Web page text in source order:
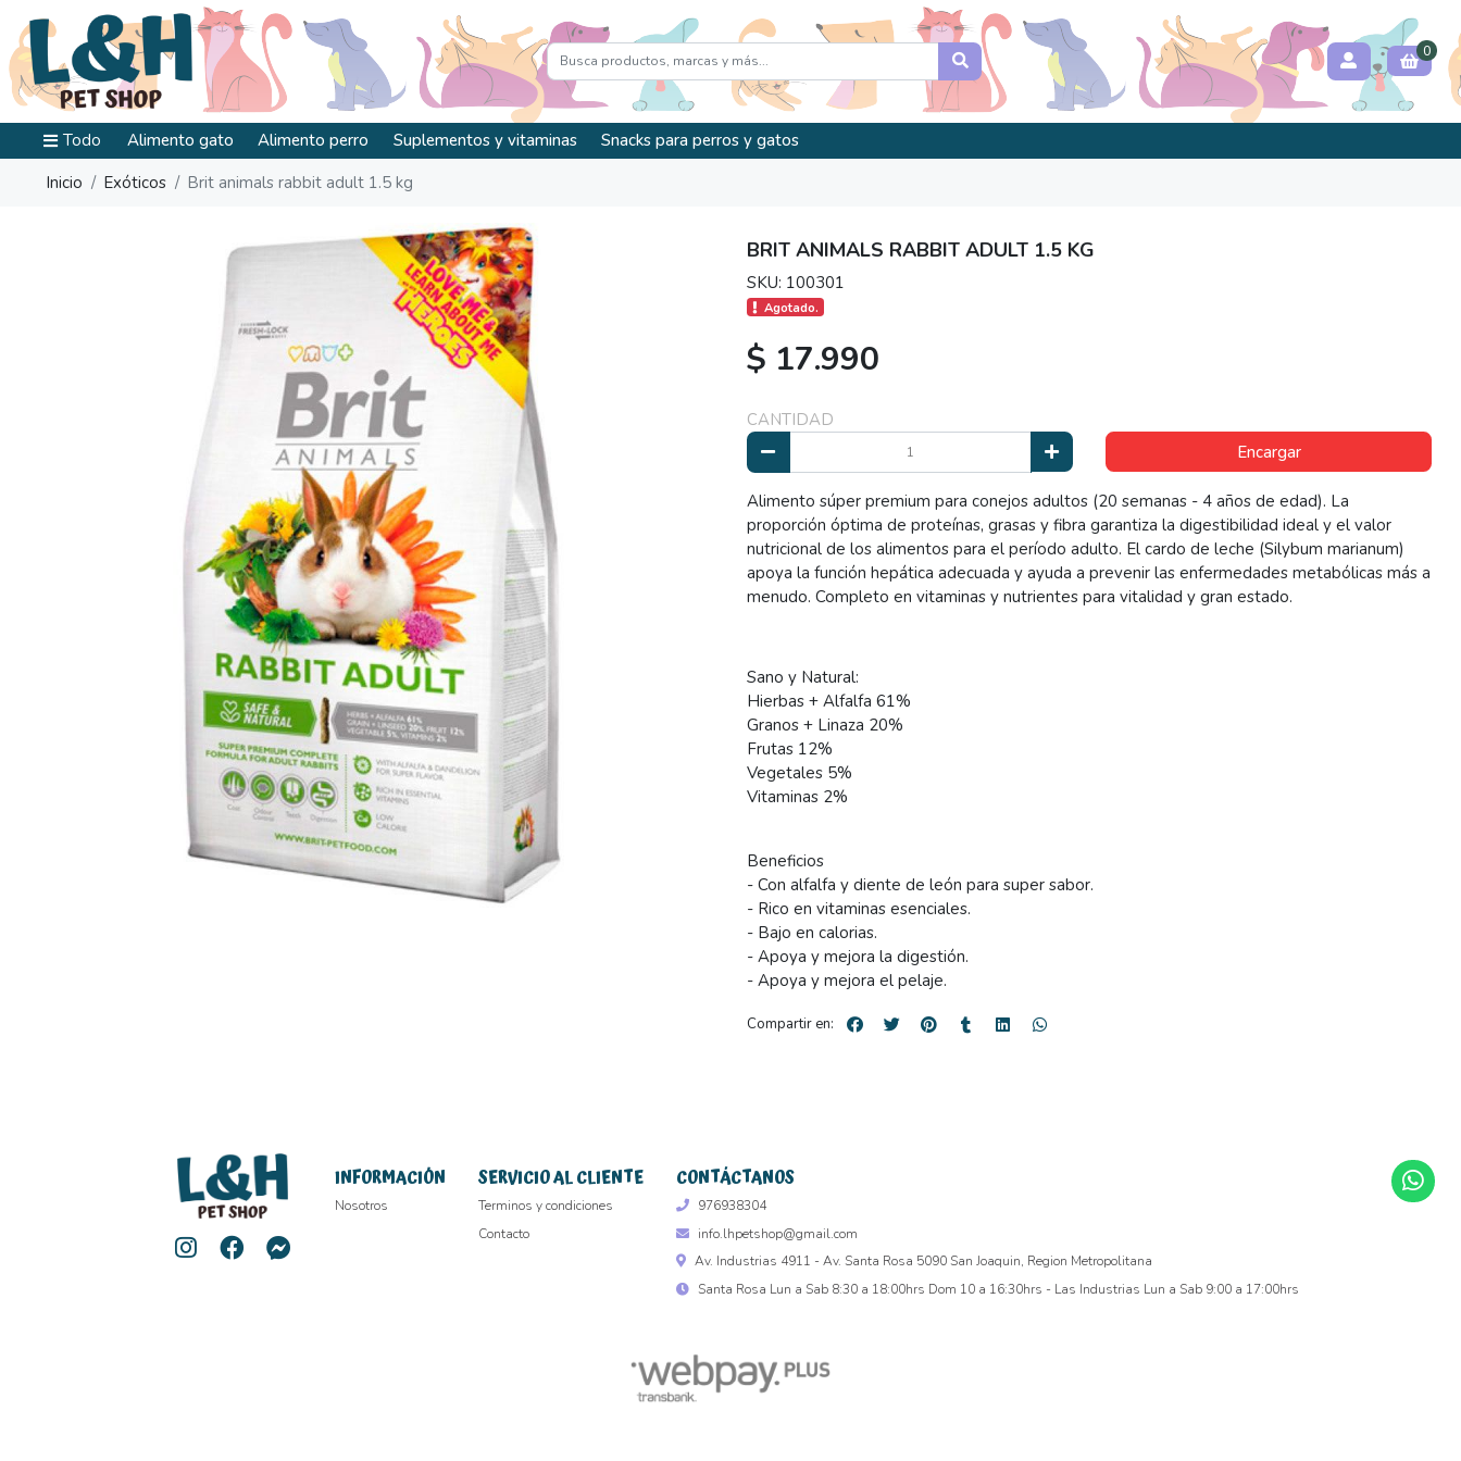
0
Todo Alimento gato Alimento perro Suplementos y vitaminas
Snacks para perros y gatos
Inicio
Exóticos Brit animals rabbit adult 1.5 kg
BRIT ANIMALS RABBIT ADULT 1.5 KG
SKU: 100301
Agotado.
$ 17.990
CANTIDAD
Encargar
Alimento súper premium para conejos adultos (20 semanas - 4 años de edad). La
proporción óptima de proteínas, grasas y fibra garantiza la digestibilidad ideal y el valor
nutricional de los alimentos para el período adulto. El cardo de leche (Silybum marianum)
apoya la función hepática adecuada y ayuda a prevenir las enfermedades metabólicas más a
menudo. Completo en vitaminas y nutrientes para vitalidad y gran estado.
Sano y Natural:
Hierbas + Alfalfa 61%
Granos + Linaza 20%
Frutas 12%
Vegetales 5%
Vitaminas 2%
Beneficios
- Con alfalfa y diente de león para super sabor.
- Rico en vitaminas esenciales.
- Bajo en calorias.
- Apoya y mejora la digestión.
- Apoya y mejora el pelaje.
Compartir en:
INFORMACIÓN
Nosotros
SERVICIO AL CLIENTE
Terminos y condiciones
Contacto
CONTÁCTANOS
976938304
info.lhpetshop@gmail.com
Av. Industrias 4911 - Av. Santa Rosa 5090 San Joaquin, Region Metropolitana
Santa Rosa Lun a Sab 8:30 a 18:00hrs Dom 10 a 16:30hrs - Las Industrias Lun a Sab 9:00 a 17:00hrs